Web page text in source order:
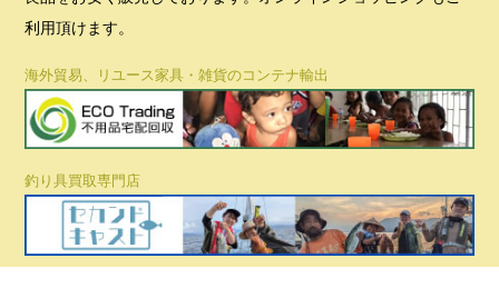
利用頂けます。
海外貿易、リユース家具・雑貨のコンテナ輸出
釣り具買取専門店